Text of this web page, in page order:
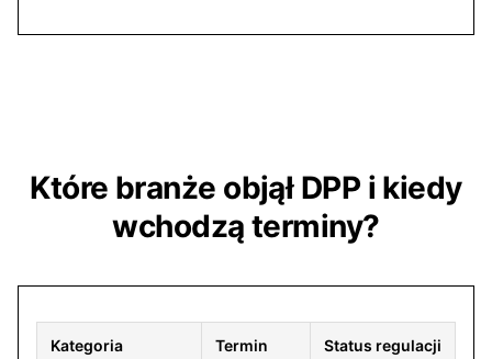
Które branże objął DPP i kiedy
wchodzą terminy?
Kategoria
Termin
Status regulacji